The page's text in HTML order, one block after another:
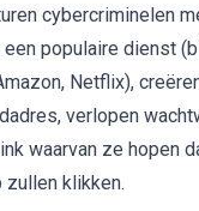
cybercriminelen
populaire dienst
Netflix),
verlopen
waarvan ze hopen
klikken.